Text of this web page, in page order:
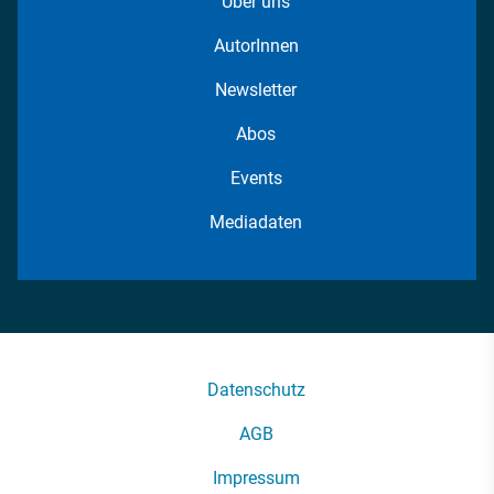
AutorInnen
Newsletter
Abos
Events
Mediadaten
Datenschutz
AGB
Impressum